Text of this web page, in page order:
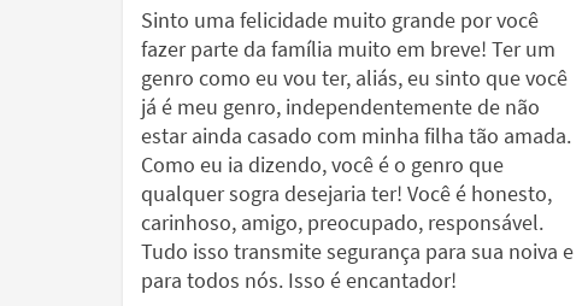
Sinto uma felicidade muito grande por você
fazer parte da família muito em breve! Ter um
genro como eu vou ter, aliás, eu sinto que você
já é meu genro, independentemente de não
estar ainda casado com minha filha tão amada.
Como eu ia dizendo, você é o genro que
qualquer sogra desejaria ter! Você é honesto,
carinhoso, amigo, preocupado, responsável.
Tudo isso transmite segurança para sua noiva e
para todos nós. Isso é encantador!